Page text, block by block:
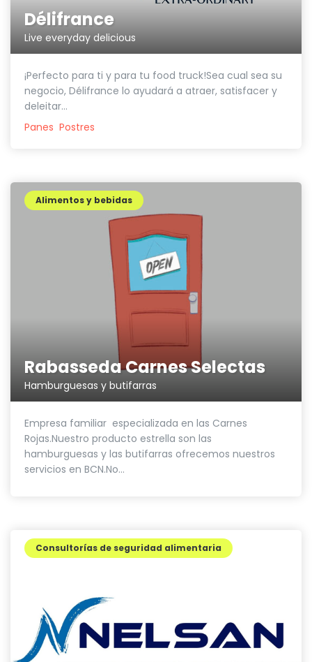
Délifrance
Live everyday delicious
¡Perfecto para ti y para tu food truck!Sea cual sea su
negocio, Délifrance lo ayudará a atraer, satisfacer y
deleitar...
Panes Postres
Rabasseda Carnes Selectas
Hamburguesas y butifarras
Alimentos y bebidas
Empresa familiar especializada en las Carnes
Rojas.Nuestro producto estrella son las
hamburguesas y las butifarras ofrecemos nuestros
servicios en BCN.No...
Consultorías de seguridad alimentaria